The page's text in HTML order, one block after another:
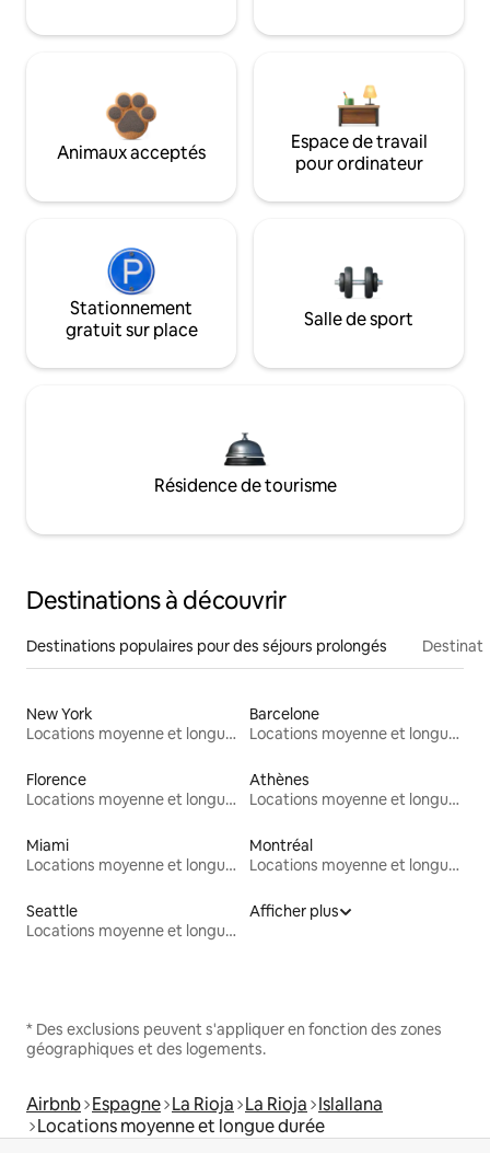
Animaux acceptés
Espace de travail
pour ordinateur
Stationnement
gratuit sur place
Salle de sport
Résidence de tourisme
Destinations à découvrir
Destinations populaires pour des séjours prolongés
New York
Locations moyenne et longue durée
Barcelone
Locations moyenne et longue durée
Florence
Locations moyenne et longue durée
Athènes
Locations moyenne et longue durée
Miami
Locations moyenne et longue durée
Montréal
Locations moyenne et longue durée
Seattle
Locations moyenne et longue durée
Afficher plus
* Des exclusions peuvent s'appliquer en fonction des zones
géographiques et des logements.
Airbnb Espagne La Rioja La Rioja Islallana
Locations moyenne et longue durée